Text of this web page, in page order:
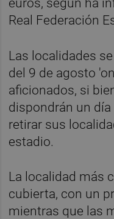
euros, según ha
Real Federación
Las localidades
del 9 de agosto
aficionados, si
dispondrán un
retirar sus
estadio.
La localidad más
cubierta, con un
mientras que las